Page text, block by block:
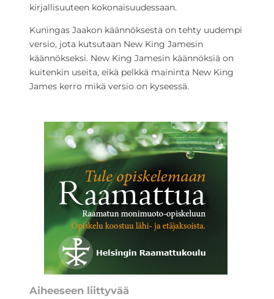
kirjallisuuteen kokonaisuudessaan.
Kuningas Jaakon käännöksestä on tehty uudempi
versio, jota kutsutaan New King Jamesin
käännökseksi. New King Jamesin käännöksiä on
kuitenkin useita, eikä pelkkä maininta New King
James kerro mikä versio on kyseessä.
Aiheeseen liittyvää